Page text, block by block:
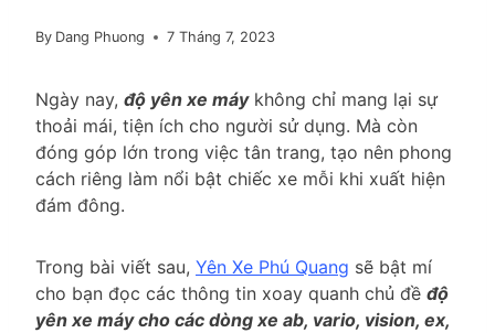
By Dang Phuong 7 Tháng 7, 2023
Ngày nay, độ yên xe máykhông chỉ mang lại sự
thoải mái, tiện ích cho người sử dụng. Mà còn
đóng góp lớn trong việc tân trang, tạo nên phong
cách riêng làm nổi bật chiếc xe mỗi khi xuất hiện
đám đông.
Trong bài viết sau, Yên Xe Phú Quang sẽ bật mí
cho bạn đọc các thông tin xoay quanh chủ đề độ
yên xe máy cho các dòng xe ab, vario, vision, ex,